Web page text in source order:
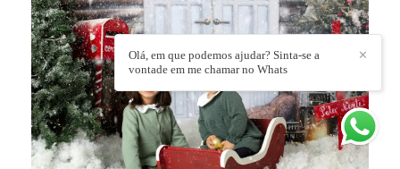
✕
Olá, em que podemos ajudar? Sinta-se a
vontade em me chamar no Whats